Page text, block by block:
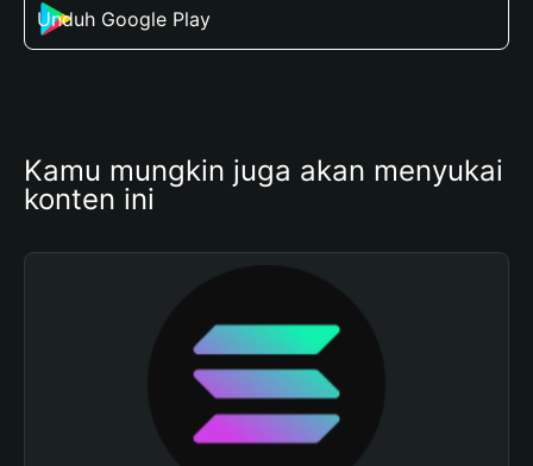
Unduh Google Play
Kamu mungkin juga akan menyukai
konten ini